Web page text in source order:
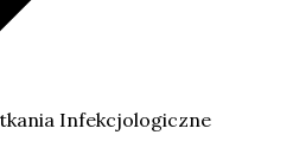
Infekcjologiczne